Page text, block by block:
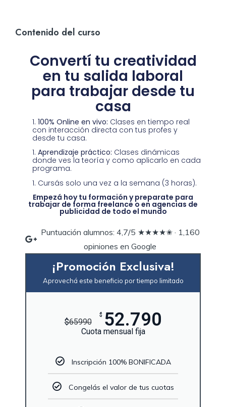
Contenido del curso
Convertí tu creatividad
en tu salida laboral
para trabajar desde tu
casa
100% Online en vivo: Clases en tiempo real
con interacción directa con tus profes y
desde tu casa.
Aprendizaje práctico: Clases dinámicas
donde ves la teoría y como aplicarlo en cada
programa.
Cursás solo una vez a la semana (3 horas).
Empezá hoy tu formación y preparate para
trabajar de forma freelance o en agencias de
publicidad de todo el mundo
Puntuación alumnos: 4,7/5 ★★★★✬ · ‎1,160
opiniones en Google
¡Promoción Exclusiva!
Aprovechá este beneficio por tiempo limitado
$65990
$ 52.790
Cuota mensual fija
Inscripción 100% BONIFICADA
Congelás el valor de tus cuotas